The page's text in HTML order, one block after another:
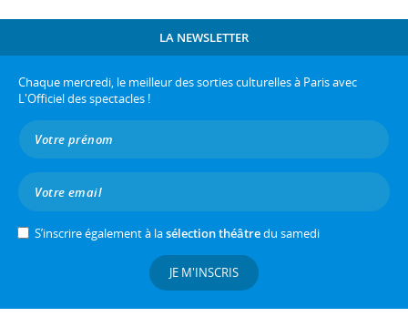
LA NEWSLETTER
Chaque mercredi, le meilleur des sorties culturelles à Paris avec
L'Officiel des spectacles !
S’inscrire également à lasélection théâtredu samedi
JE M'INSCRIS